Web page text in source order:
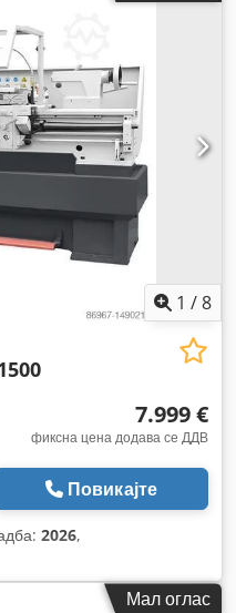
1 /8
7.999 €
фиксна цена додава се ДДВ
Повикајте
2026,
Мал оглас